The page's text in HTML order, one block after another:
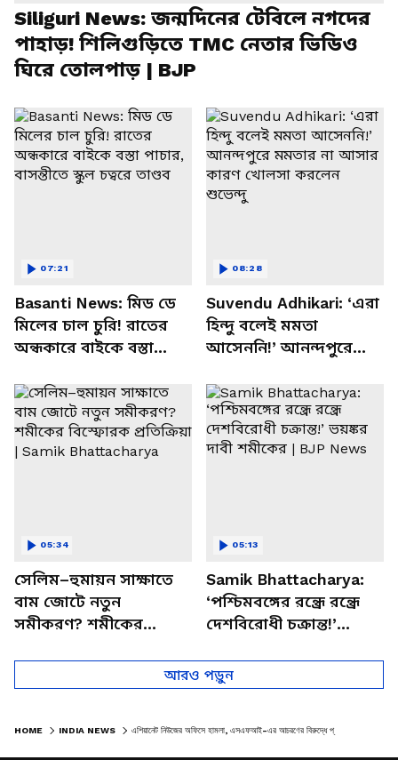
Siliguri News: জন্মদিনের টেবিলে নগদের
পাহাড়! শিলিগুড়িতে TMC নেতার ভিডিও
ঘিরে তোলপাড় | BJP
Basanti News: মিড ডে
মিলের চাল চুরি! রাতের
অন্ধকারে বাইকে বস্তা
চত্বরে তাণ্ডব
07:21
Suvendu Adhikari: ‘এরা
হিন্দু বলেই মমতা
আসেননি!’ আনন্দপুরে
খোলসা করলেন শুভেন্দু
08:28
সেলিম–হুমায়ন সাক্ষাতে
বাম জোটে নতুন
সমীকরণ? শমীকের
Samik Bhattacharya
05:34
Samik Bhattacharya:
‘পশ্চিমবঙ্গের রন্ধ্রে রন্ধ্রে
দেশবিরোধী চক্রান্ত!’
BJP News
05:13
আরও পড়ুন
HOME INDIA NEWS এশিয়ানেট নিউজের অফিসে হামলা, এসএফআই-এর আচরণের বিরুদ্ধে প্রতিবাদের ঝড়